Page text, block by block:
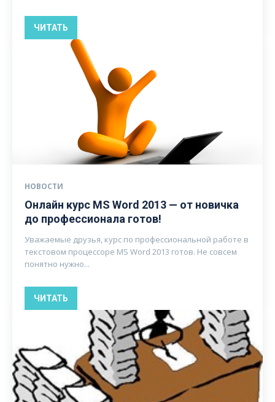
ЧИТАТЬ
НОВОСТИ
Онлайн курс MS Word 2013 — от новичка
до профессионала готов!
Уважаемые друзья, курс по профессиональной работе в
текстовом процессоре MS Word 2013 готов. Не совсем
понятно нужно...
ЧИТАТЬ